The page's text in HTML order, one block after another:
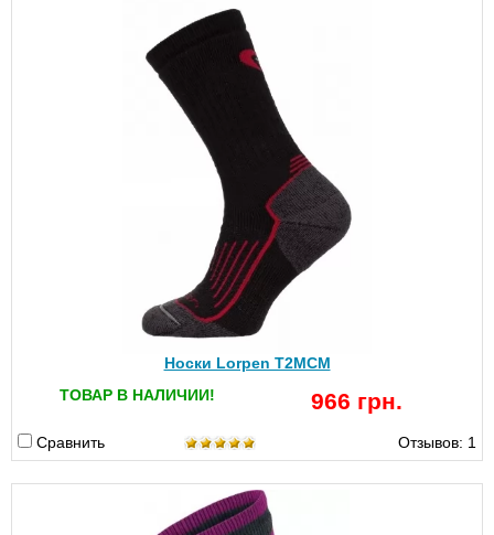
Носки Lorpen T2MCM
ТОВАР В НАЛИЧИИ!
966 грн.
Сравнить Отзывов: 1